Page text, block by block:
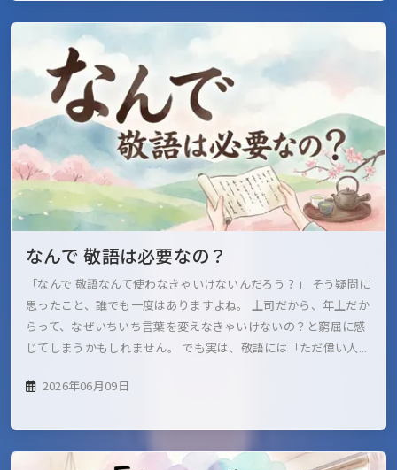
なんで 敬語は必要なの？
「なんで 敬語なんて使わなきゃいけないんだろう？」 そう疑問に
思ったこと、誰でも一度はありますよね。 上司だから、年上だか
らって、なぜいちいち言葉を変えなきゃいけないの？と窮屈に感
じてしまうかもしれません。 でも実は、敬語には「ただ偉い人...
2026年06月09日